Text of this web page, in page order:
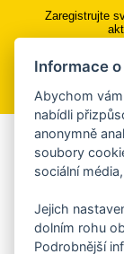
Zaregistrujte
Chcete
ankety,
Informace
Abychom
nabídli
anonymně
soubory
sociální
Jejich
dolním rohu
Podrobnější